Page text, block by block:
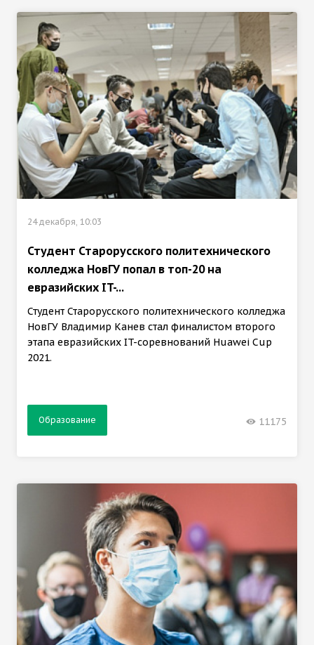
24 декабря, 10:03
Студент Старорусского политехнического
колледжа НовГУ попал в топ-20 на
евразийских IT-...
Студент Старорусского политехнического колледжа
НовГУ Владимир Канев стал финалистом второго
этапа евразийских IT-соревнований Huawei Cup
2021.
Образование 11175